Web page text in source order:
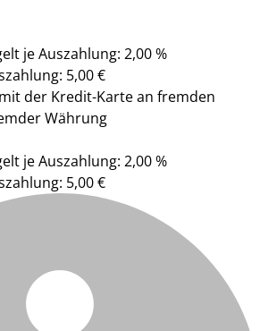
je Auszahlung: 2,00 %
5,00 €
der Kredit-Karte an fremden
Währung
je Auszahlung: 2,00 %
5,00 €